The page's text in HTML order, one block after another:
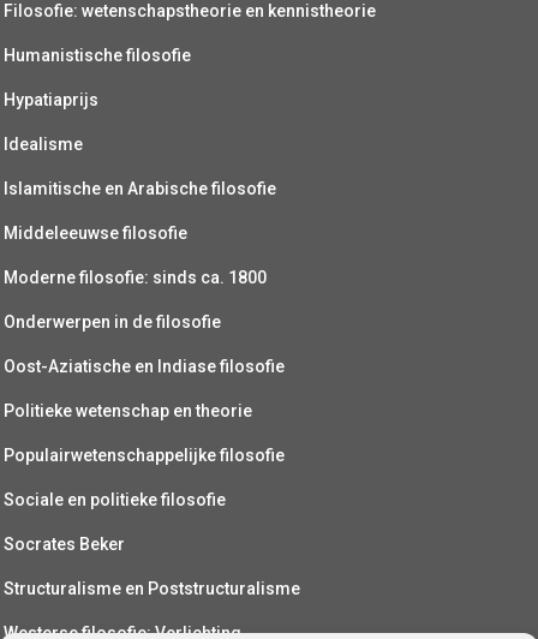
Filosofie: wetenschapstheorie en kennistheorie
Humanistische filosofie
Hypatiaprijs
Idealisme
Islamitische en Arabische filosofie
Middeleeuwse filosofie
Moderne filosofie: sinds ca. 1800
Onderwerpen in de filosofie
Oost-Aziatische en Indiase filosofie
Politieke wetenschap en theorie
Populairwetenschappelijke filosofie
Sociale en politieke filosofie
Socrates Beker
Structuralisme en Poststructuralisme
Westerse filosofie: Verlichting